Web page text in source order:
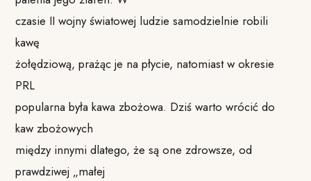
czasie II wojny światowej ludzie samodzielnie robili
kawę
żołędziową, prażąc je na płycie, natomiast w okresie
PRL
popularna była kawa zbożowa. Dziś warto wrócić do
kaw zbożowych
między innymi dlatego, że są one zdrowsze, od
prawdziwej „małej